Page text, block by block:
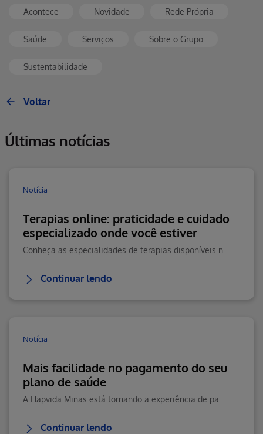
Acontece Novidade Rede Própria
Saúde Serviços Sobre o Grupo
Sustentabilidade
Voltar
Últimas notícias
Notícia
Terapias online: praticidade e cuidado
especializado onde você estiver
Continuar lendo
Notícia
Mais facilidade no pagamento do seu
plano de saúde
Continuar lendo